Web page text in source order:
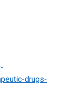
drugs-